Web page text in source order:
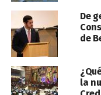
De
de
la